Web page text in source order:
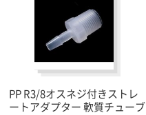
PP R3/8オスネジ付きストレ
ートアダプター 軟質チューブ